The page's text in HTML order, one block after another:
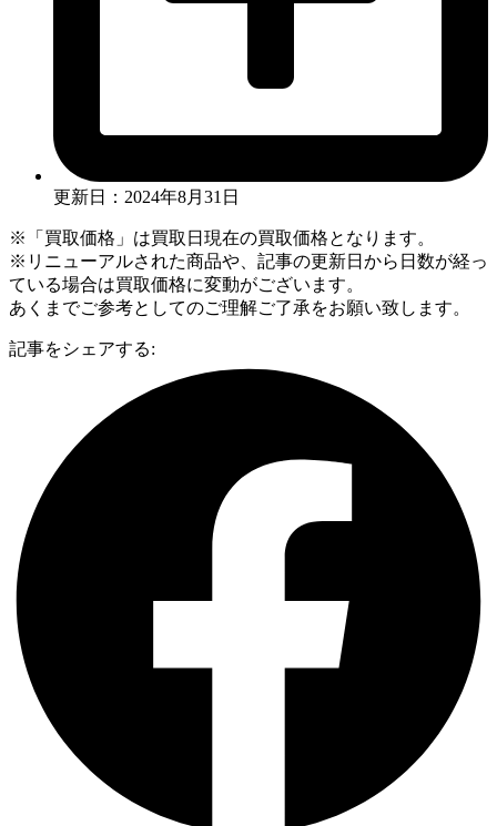
更新日：2024年8月31日
※「買取価格」は買取日現在の買取価格となります。
※リニューアルされた商品や、記事の更新日から日数が経っ
ている場合は買取価格に変動がございます。
あくまでご参考としてのご理解ご了承をお願い致します。
記事をシェアする: